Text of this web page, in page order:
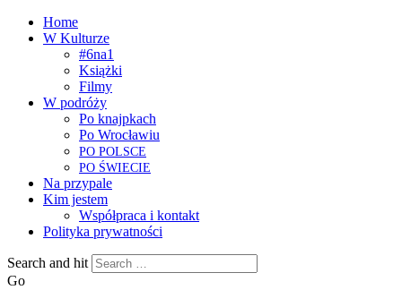
Home
W Kulturze
#6na1
Książki
Filmy
W podróży
Po knajpkach
Po Wrocławiu
PO POLSCE
PO ŚWIECIE
Na przypale
Kim jestem
Współpraca i kontakt
Polityka prywatności
Search and hit
Go